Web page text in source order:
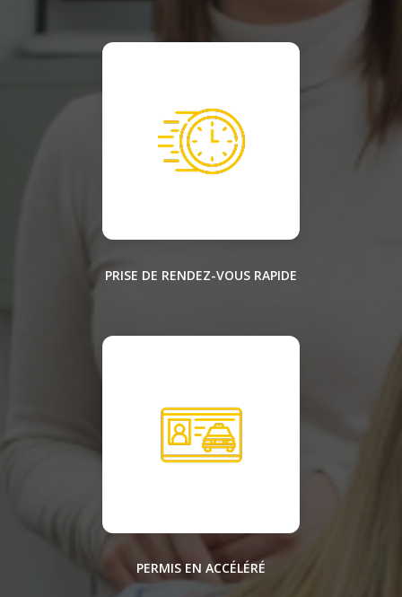
PRISE DE RENDEZ-VOUS RAPIDE
PERMIS EN ACCÉLÉRÉ